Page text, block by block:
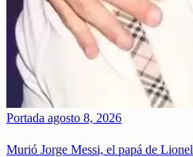
Portada agosto 8, 2026
Murió Jorge Messi, el papá de Lionel